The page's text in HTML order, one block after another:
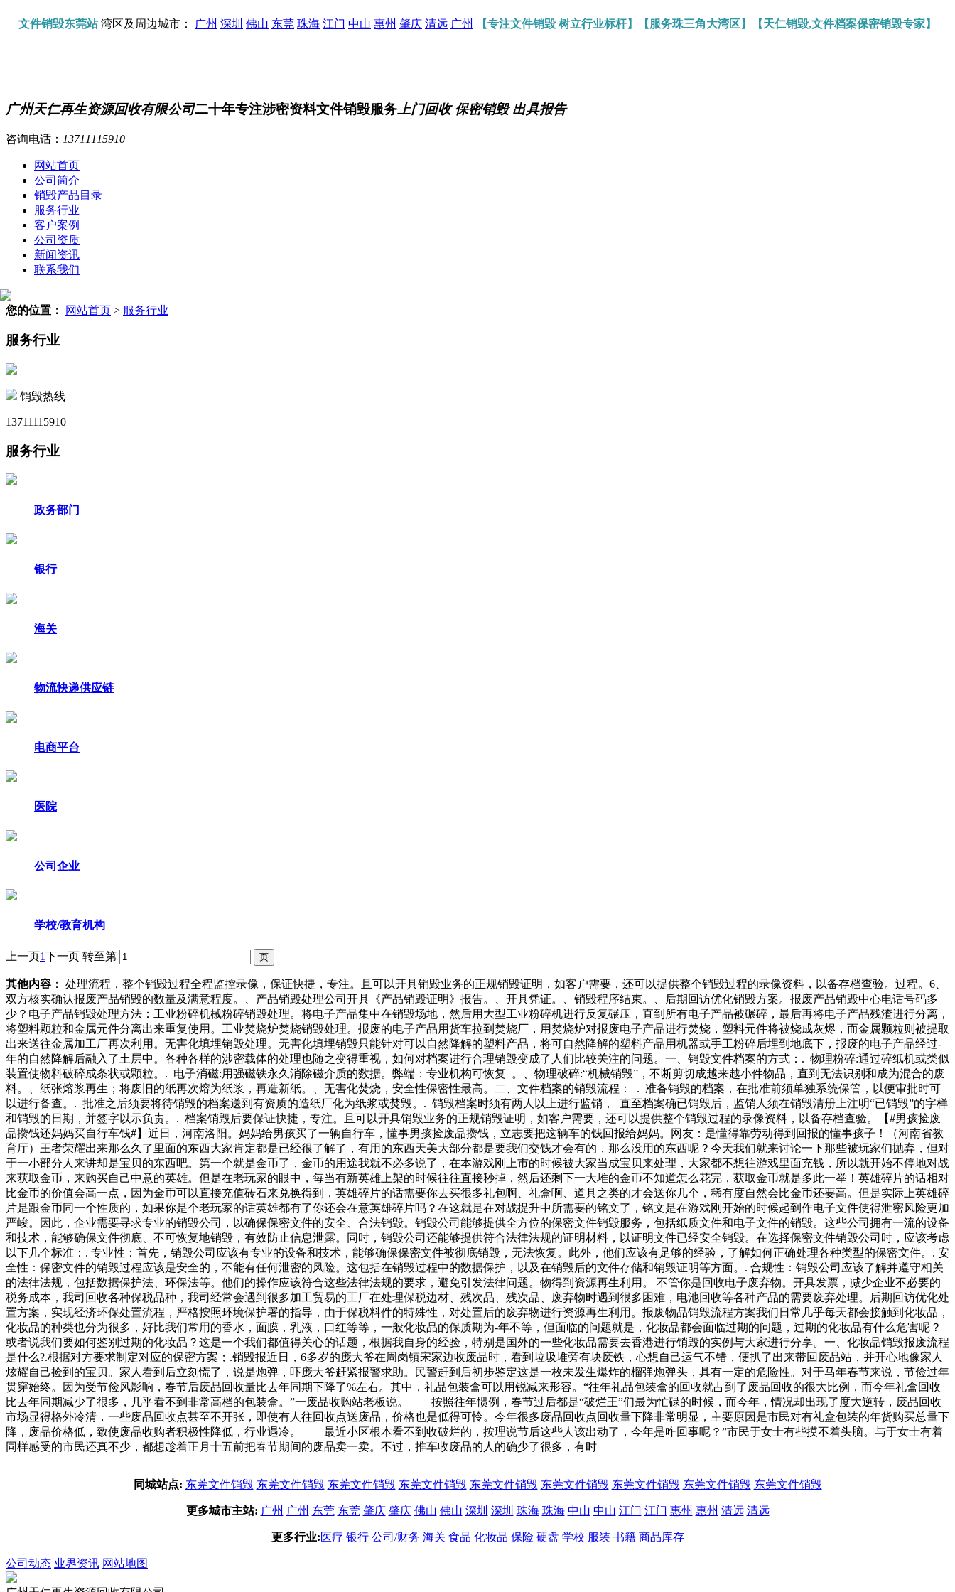
文件销毁东莞站湾区及周边城市： 广州 深圳 佛山 东莞 珠海 江门 中山 惠州 肇庆 清远 广州 【专注文件销毁 树立行业标杆】【服务珠三角大湾区】【天仁销毁,文件档案保密销毁专家】
广州天仁再生资源回收有限公司二十年专注涉密资料文件销毁服务 上门回收 保密销毁 出具报告
咨询电话： 13711115910
网站首页
公司简介
销毁产品目录
服务行业
客户案例
公司资质
新闻资讯
联系我们
您的位置： 网站首页 > 服务行业
服务行业
销毁热线
13711115910
服务行业
政务部门
银行
海关
物流快递供应链
电商平台
医院
公司企业
学校/教育机构
上一页1下一页 转至第
其他内容 ： 处理流程，整个销毁过程全程监控录像，保证快捷，专注。且可以开具销毁业务的正规销毁证明，如客户需要，还可以提供整个销毁过程的录像资料，以备存档查验。过程。6、
双方核实确认报废产品销毁的数量及满意程度。、产品销毁处理公司开具《产品销毁证明》报告。、开具凭证。、销毁程序结束。、后期回访优化销毁方案。报废产品销毁中心电话号码多
少？电子产品销毁处理方法：工业粉碎机械粉碎销毁处理。将电子产品集中在销毁场地，然后用大型工业粉碎机进行反复碾压，直到所有电子产品被碾碎，最后再将电子产品残渣进行分离，
将塑料颗粒和金属元件分离出来重复使用。工业焚烧炉焚烧销毁处理。报废的电子产品用货车拉到焚烧厂，用焚烧炉对报废电子产品进行焚烧，塑料元件将被烧成灰烬，而金属颗粒则被提取
出来送往金属加工厂再次利用。无害化填埋销毁处理。无害化填埋销毁只能针对可以自然降解的塑料产品，将可自然降解的塑料产品用机器或手工粉碎后埋到地底下，报废的电子产品经过-
年的自然降解后融入了土层中。各种各样的涉密载体的处理也随之变得重视，如何对档案进行合理销毁变成了人们比较关注的问题。一、销毁文件档案的方式：. 物理粉碎:通过碎纸机或类似
装置使物料破碎成条状或颗粒。. 电子消磁:用强磁铁永久消除磁介质的数据。弊端：专业机构可恢复 。、物理破碎:“机械销毁”，不断剪切成越来越小件物品，直到无法识别和成为混合的废
料。、纸张熔浆再生；将废旧的纸再次熔为纸浆，再造新纸。、无害化焚烧，安全性保密性最高。二、文件档案的销毁流程： . 准备销毁的档案，在批准前须单独系统保管，以便审批时可
以进行备查。. 批准之后须要将待销毁的档案送到有资质的造纸厂化为纸浆或焚毁。. 销毁档案时须有两人以上进行监销， 直至档案确已销毁后，监销人须在销毁清册上注明“已销毁”的字样
和销毁的日期，并签字以示负责。. 档案销毁后要保证快捷，专注。且可以开具销毁业务的正规销毁证明，如客户需要，还可以提供整个销毁过程的录像资料，以备存档查验。【#男孩捡废
品攒钱还妈妈买自行车钱#】近日，河南洛阳。妈妈给男孩买了一辆自行车，懂事男孩捡废品攒钱，立志要把这辆车的钱回报给妈妈。网友：是懂得靠劳动得到回报的懂事孩子！（河南省教
育厅）王者荣耀出来那么久了里面的东西大家肯定都是已经很了解了，有用的东西天美大部分都是要我们交钱才会有的，那么没用的东西呢？今天我们就来讨论一下那些被玩家们抛弃，但对
于一小部分人来讲却是宝贝的东西吧。第一个就是金币了，金币的用途我就不必多说了，在本游戏刚上市的时候被大家当成宝贝来处理，大家都不想往游戏里面充钱，所以就开始不停地对战
来获取金币，来购买自己中意的英雄。但是在老玩家的眼中，每当有新英雄上架的时候往往直接秒掉，然后还剩下一大堆的金币不知道怎么花完，获取金币就是多此一举！英雄碎片的话相对
比金币的价值会高一点，因为金币可以直接充值砖石来兑换得到，英雄碎片的话需要你去买很多礼包啊、礼盒啊、道具之类的才会送你几个，稀有度自然会比金币还要高。但是实际上英雄碎
片是跟金币同一个性质的，如果你是个老玩家的话英雄都有了你还会在意英雄碎片吗？在这就是在对战提升中所需要的铭文了，铭文是在游戏刚开始的时候起到作电子文件使得泄密风险更加
严峻。因此，企业需要寻求专业的销毁公司，以确保保密文件的安全、合法销毁。销毁公司能够提供全方位的保密文件销毁服务，包括纸质文件和电子文件的销毁。这些公司拥有一流的设备
和技术，能够确保文件彻底、不可恢复地销毁，有效防止信息泄露。同时，销毁公司还能够提供符合法律法规的证明材料，以证明文件已经安全销毁。在选择保密文件销毁公司时，应该考虑
以下几个标准：. 专业性：首先，销毁公司应该有专业的设备和技术，能够确保保密文件被彻底销毁，无法恢复。此外，他们应该有足够的经验，了解如何正确处理各种类型的保密文件。. 安
全性：保密文件的销毁过程应该是安全的，不能有任何泄密的风险。这包括在销毁过程中的数据保护，以及在销毁后的文件存储和销毁证明等方面。. 合规性：销毁公司应该了解并遵守相关
的法律法规，包括数据保护法、环保法等。他们的操作应该符合这些法律法规的要求，避免引发法律问题。物得到资源再生利用。 不管你是回收电子废弃物。开具发票，减少企业不必要的
税务成本，我司回收各种保税品种，我司经常会遇到很多加工贸易的工厂在处理保税边材、残次品、残次品、废弃物时遇到很多困难，电池回收等各种产品的需要废弃处理。后期回访优化处
置方案，实现经济环保处置流程，严格按照环境保护署的指导，由于保税料件的特殊性，对处置后的废弃物进行资源再生利用。报废物品销毁流程方案我们日常几乎每天都会接触到化妆品，
化妆品的种类也分为很多，好比我们常用的香水，面膜，乳液，口红等等，一般化妆品的保质期为-年不等，但面临的问题就是，化妆品都会面临过期的问题，过期的化妆品有什么危害呢？
或者说我们要如何鉴别过期的化妆品？这是一个我们都值得关心的话题，根据我自身的经验，特别是国外的一些化妆品需要去香港进行销毁的实例与大家进行分享。一、化妆品销毁报废流程
是什么?.根据对方要求制定对应的保密方案；.销毁报近日，6多岁的庞大爷在周岗镇宋家边收废品时，看到垃圾堆旁有块废铁，心想自己运气不错，便扒了出来带回废品站，并开心地像家人
炫耀自己捡到的宝贝。家人看到后立刻慌了，说是炮弹，吓庞大爷赶紧报警求助。民警赶到后初步鉴定这是一枚未发生爆炸的榴弹炮弹头，具有一定的危险性。对于马年春节来说，节俭过年
贯穿始终。因为受节俭风影响，春节后废品回收量比去年同期下降了%左右。其中，礼品包装盒可以用锐减来形容。“往年礼品包装盒的回收就占到了废品回收的很大比例，而今年礼盒回收
比去年同期减少了很多，几乎看不到非常高档的包装盒。”一废品收购站老板说。 按照往年惯例，春节过后都是“破烂王”们最为忙碌的时候，而今年，情况却出现了度大逆转，废品回收
市场显得格外冷清，一些废品回收点甚至不开张，即使有人往回收点送废品，价格也是低得可怜。今年很多废品回收点回收量下降非常明显，主要原因是市民对有礼盒包装的年货购买总量下
降，废品价格低，致使废品收购者积极性降低，行业遇冷。 最近小区根本看不到收破烂的，按理说节后这些人该出动了，今年是咋回事呢？”市民于女士有些摸不着头脑。与于女士有着
同样感受的市民还真不少，都想趁着正月十五前把春节期间的废品卖一卖。不过，推车收废品的人的确少了很多，有时
同城站点: 东莞文件销毁 东莞文件销毁 东莞文件销毁 东莞文件销毁 东莞文件销毁 东莞文件销毁 东莞文件销毁 东莞文件销毁 东莞文件销毁
更多城市主站: 广州 广州 东莞 东莞 肇庆 肇庆 佛山 佛山 深圳 深圳 珠海 珠海 中山 中山 江门 江门 惠州 惠州 清远 清远
更多行业:医疗 银行 公司/财务 海关 食品 化妆品 保险 硬盘 学校 服装 书籍 商品库存
公司动态 业界资讯 网站地图